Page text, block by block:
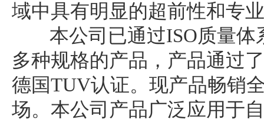
域中具有明显的超前性和专
本公司已通过ISO质量体
多种规格的产品，产品通过
德国TUV认证。现产品畅销
场。本公司产品广泛应用于